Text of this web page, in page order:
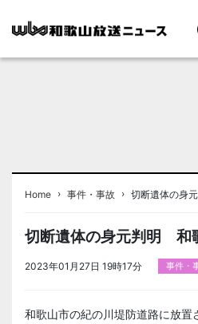
Home › 事件・事故 › 切断遺体の身
切断遺体の身元判明 和
2023年01月27日 19時17分 事件・
和歌山市の紀の川堤防道路に放置